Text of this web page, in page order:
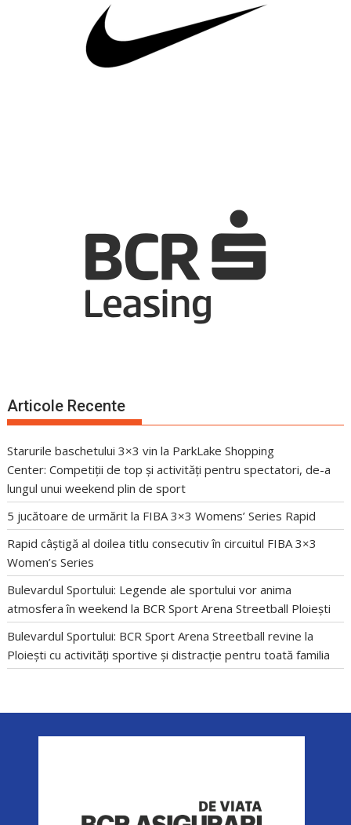
Articole Recente
Starurile baschetului 3×3 vin la ParkLake Shopping
Center: Competiții de top și activități pentru spectatori, de-a
lungul unui weekend plin de sport
5 jucătoare de urmărit la FIBA 3×3 Womens’ Series Rapid
Rapid câștigă al doilea titlu consecutiv în circuitul FIBA 3×3
Women’s Series
Bulevardul Sportului: Legende ale sportului vor anima
atmosfera în weekend la BCR Sport Arena Streetball Ploiești
Bulevardul Sportului: BCR Sport Arena Streetball revine la
Ploiești cu activități sportive și distracție pentru toată familia